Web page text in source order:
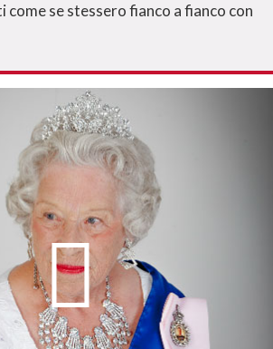
come se stessero fianco a fianco con